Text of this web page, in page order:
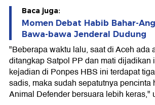
Baca juga:
Momen Debat Habib Bahar-
Bawa-bawa Jenderal Dudung
"Beberapa waktu lalu, saat di Aceh ada
ditangkap Satpol PP dan mati dijadikan
kejadian di Ponpes HBS ini terdapat
sadis, maka sudah sepatutnya pencinta
Animal Defender bersuara lebih keras,"